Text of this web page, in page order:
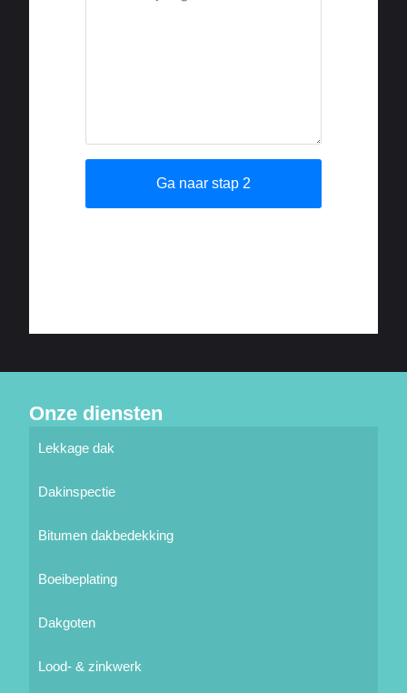
Onze diensten
Lekkage dak
Dakinspectie
Bitumen dakbedekking
Boeibeplating
Dakgoten
Lood- & zinkwerk